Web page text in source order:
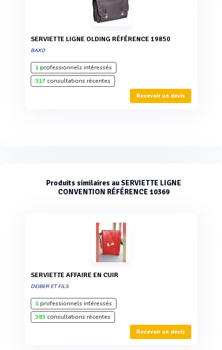
SERVIETTE LIGNE OLDING RÉFÉRENCE 19850
BAXO
1professionnels intéressés
317consultations récentes
Recevoir un devis
Produits similaires au SERVIETTE LIGNE
CONVENTION RÉFÉRENCE 10369
SERVIETTE AFFAIRE EN CUIR
DEIBER ET FILS
1professionnels intéressés
383 consultations récentes
Recevoir un devis